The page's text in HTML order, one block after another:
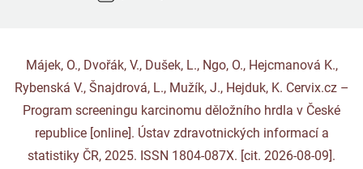
Májek, O., Dvořák, V., Dušek, L., Ngo, O., Hejcmanová K.,
Rybenská V., Šnajdrová, L., Mužík, J., Hejduk, K. Cervix.cz –
Program screeningu karcinomu děložního hrdla v České
republice [online]. Ústav zdravotnických informací a
statistiky ČR, 2025. ISSN 1804-087X. [cit. 2026-08-09].